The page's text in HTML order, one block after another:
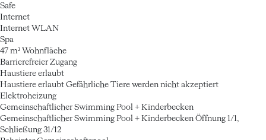
Safe
Internet
Internet WLAN
Spa
47 m² Wohnfläche
Barrierefreier Zugang
Haustiere erlaubt
Haustiere erlaubt Gefährliche Tiere werden nicht akzeptiert
Elektroheizung
Gemeinschaftlicher Swimming Pool + Kinderbecken
Gemeinschaftlicher Swimming Pool + Kinderbecken Öffnung 1/1,
Schließung 31/12